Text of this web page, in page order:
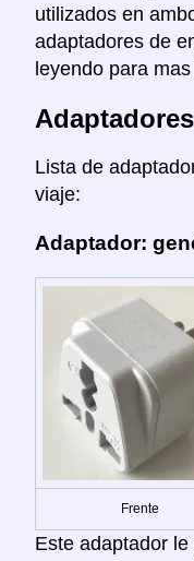
utilizados en
adaptadores de
leyendo para
Adaptadores
Lista de
viaje:
Adaptador:
Frente
Este adaptador